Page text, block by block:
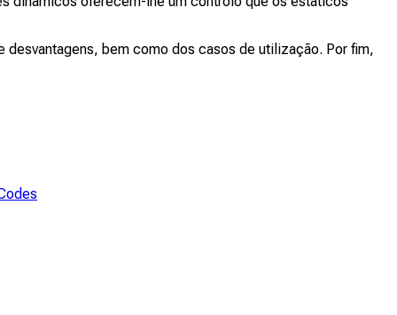
bem como dos casos de utilização. Por fim,